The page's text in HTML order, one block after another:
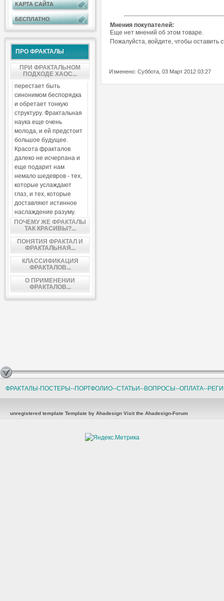
КАРТА САЙТА
БЕСПЛАТНО
ПРО ФРАКТАЛЫ
ПРИ ФРАКТАЛЬНОМ
ПОДХОДЕ ХАОС...
перестает быть
синонимом беспорядка
и обретает тонкую
структуру. Фрактальная
наука еще очень
молода, и ей предстоит
большое будущее.
Красота фракталов
далеко не исчерпана и
еще подарит нам
немало шедевров - тех,
которые услаждают
глаз, и тех, которые
доставляют истинное
наслаждение разуму.
ПОЧЕМУ ЖЕ ФРАКТАЛЫ
ТАК КРАСИВЫ?...
ПОНЯТИЯ ФРАКТАЛ И
ФРАКТАЛЬНАЯ...
КЛАССИФИКАЦИЯ
ФРАКТАЛОВ...
О ПРИМЕНЕНИИ
ФРАКТАЛОВ...
Мнения покупателей:
Еще нет мнений об этом товаре.
Пожалуйста, войдите, чтобы оставить
Изменено: Суббота, 03 Март 2012 03:27
ФРАКТАЛЫ-ПОСТЕРЫ--ПОРТФОЛИО--СТАТЬИ--ВОПРОСЫ--ОПЛАТА--
unregistered template Template by Ahadesign Visit the Ahadesign-Forum